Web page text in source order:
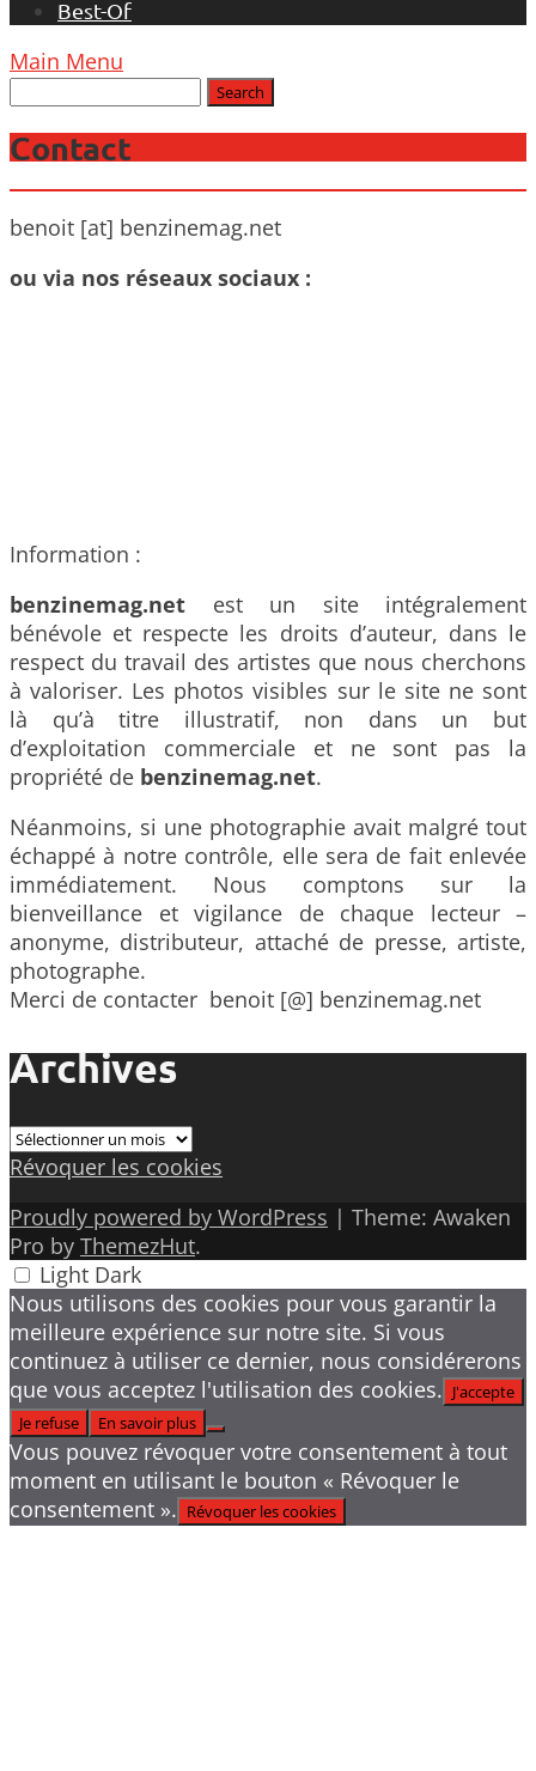
Best-Of
Main Menu
Contact
benoit [at] benzinemag.net
ou via nos réseaux sociaux :
Information :
benzinemag.net est un site intégralement
bénévole et respecte les droits d’auteur, dans le
respect du travail des artistes que nous cherchons
à valoriser. Les photos visibles sur le site ne sont
là qu’à titre illustratif, non dans un but
d’exploitation commerciale et ne sont pas la
propriété de benzinemag.net.
Néanmoins, si une photographie avait malgré tout
échappé à notre contrôle, elle sera de fait enlevée
immédiatement. Nous comptons sur la
bienveillance et vigilance de chaque lecteur –
anonyme, distributeur, attaché de presse, artiste,
photographe.
Merci de contacter benoit [@] benzinemag.net
Archives
Archives
Révoquer les cookies
Proudly powered by WordPress | Theme: Awaken
Pro by ThemezHut.
Light Dark
Nous utilisons des cookies pour vous garantir la
meilleure expérience sur notre site. Si vous
continuez à utiliser ce dernier, nous considérerons
que vous acceptez l'utilisation des cookies. J'accepte
Je refuse
En savoir plus
Vous pouvez révoquer votre consentement à tout
moment en utilisant le bouton « Révoquer le
consentement ». Révoquer les cookies